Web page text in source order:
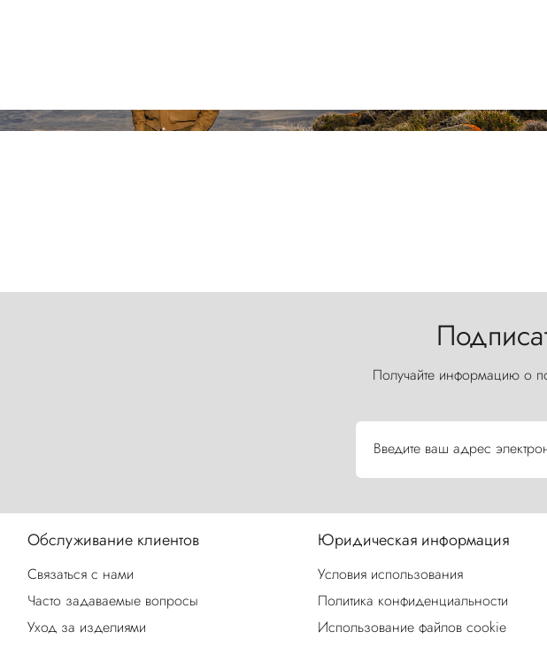
Получайте информацию о
Введите ваш адрес
Обслуживание клиентов
Связаться с нами
Часто задаваемые вопросы
Уход за изделиями
Юридическая информация
Условия использования
Политика конфиденциальности
Использование файлов cookie